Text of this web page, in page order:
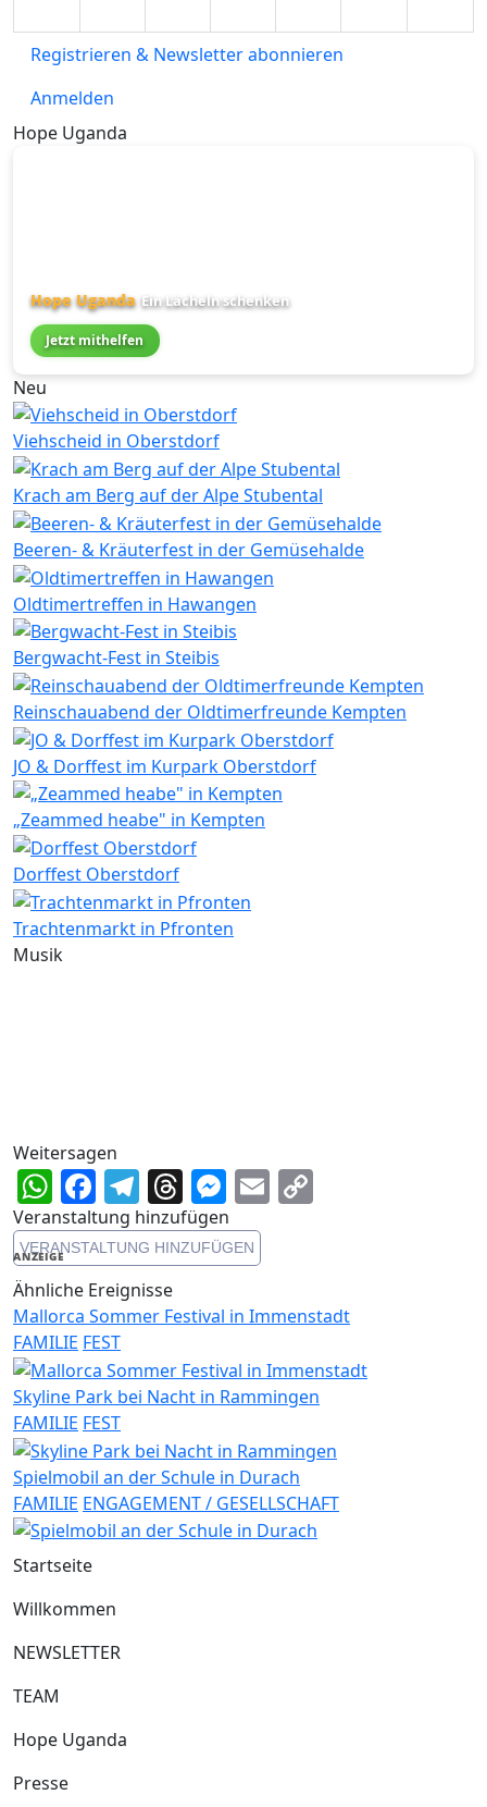
Registrieren & Newsletter abonnieren
Anmelden
Hope Uganda
Hope Uganda Ein Lächeln schenken
Jetzt mithelfen
Neu
Viehscheid in Oberstdorf
Krach am Berg auf der Alpe Stubental
Beeren- & Kräuterfest in der Gemüsehalde
Oldtimertreffen in Hawangen
Bergwacht-Fest in Steibis
Reinschauabend der Oldtimerfreunde Kempten
JO & Dorffest im Kurpark Oberstdorf
„Zeammed heabe" in Kempten
Dorffest Oberstdorf
Trachtenmarkt in Pfronten
Musik
Weitersagen
WhatsApp
Facebook
Telegram
Threads
Messenger
Email
Veranstaltung hinzufügen
VERANSTALTUNG HINZUFÜGEN
ANZEIGE
Ähnliche Ereignisse
Mallorca Sommer Festival in Immenstadt
FAMILIE FEST
Skyline Park bei Nacht in Rammingen
FAMILIE FEST
Spielmobil an der Schule in Durach
FAMILIE ENGAGEMENT / GESELLSCHAFT
Startseite
Willkommen
NEWSLETTER
TEAM
Hope Uganda
Presse